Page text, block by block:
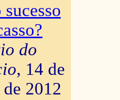
do
, 14 de
2012